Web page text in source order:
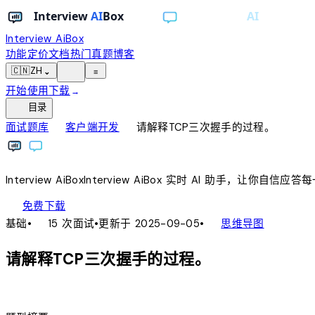
Interview AiBox
功能定价文档热门真题博客
🇨🇳ZH ⌄ ≡
开始使用下载 →
目录
面试题库chevron_right客户端开发chevron_right 请解释TCP三次握手的过程。
InterviewAiBoxInterviewAiBox实时 AI 助手，让你自信应答每
免费下载
基础• 15 次面试•更新于 2025-09-05• account_tree思维导图
请解释TCP三次握手的过程。